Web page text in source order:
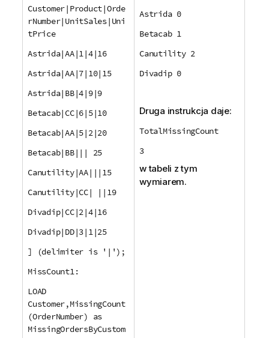
Customer|Product|Orde
rNumber|UnitSales|Uni
tPrice
Astrida|AA|1|4|16
Astrida|AA|7|10|15
Astrida|BB|4|9|9
Betacab|CC|6|5|10
Betacab|AA|5|2|20
Betacab|BB||| 25
Canutility|AA|||15
Canutility|CC| ||19
Divadip|CC|2|4|16
Divadip|DD|3|1|25
] (delimiter is '|');
MissCount1:
LOAD
Customer,MissingCount
(OrderNumber) as
MissingOrdersByCustom
Astrida 0
Betacab 1
Canutility 2
Divadip 0
Druga instrukcja daje:
TotalMissingCount
3
w tabeli z tym
wymiarem.